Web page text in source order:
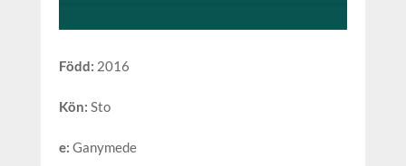
Född: 2016
Kön: Sto
e: Ganymede